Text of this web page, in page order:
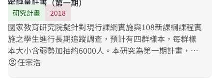
蹤評量計畫（第一期）
研究計畫 2018
國家教育研究院擬針對現行課綱實施與108新課綱課程實
施之學生進行長期追蹤調查，預計有四群樣本，每群樣
本大小含弱勢加抽約6000人。本研究為第一期計畫，主
要針對舊課綱最後一屆和新課綱第一屆第四學習階段學
account_circle任宗浩